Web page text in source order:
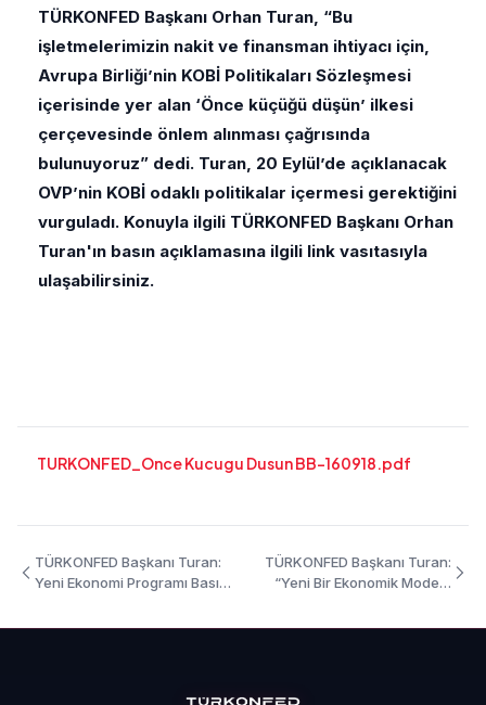
TÜRKONFED Başkanı Orhan Turan, “Bu
işletmelerimizin nakit ve finansman ihtiyacı için,
Avrupa Birliği’nin KOBİ Politikaları Sözleşmesi
içerisinde yer alan ‘Önce küçüğü düşün’ ilkesi
çerçevesinde önlem alınması çağrısında
bulunuyoruz” dedi. Turan, 20 Eylül’de açıklanacak
OVP’nin KOBİ odaklı politikalar içermesi gerektiğini
vurguladı. Konuyla ilgili TÜRKONFED Başkanı Orhan
Turan'ın basın açıklamasına ilgili link vasıtasıyla
ulaşabilirsiniz.
TURKONFED_Once Kucugu Dusun BB-160918.pdf
TÜRKONFED Başkanı Turan:
Yeni Ekonomi Programı Basın
TÜRKONFED Başkanı Turan:
“Yeni Bir Ekonomik Modele